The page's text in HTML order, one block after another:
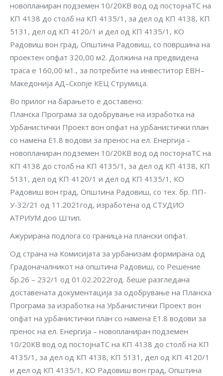
новопланиран подземен 10/20КВ вод од постојнаТС на
КП 4138 до столб на КП 4135/1, за дел од КП 4138, КП
5131, дел од КП 4120/1 и дел од КП 4135/1, КО
Радовиш вон град, Општина Радовиш, со површина на
проектен опфат 320,00 м2. Должина на предвидена
траса е 160,00 м1., за потребите на инвеститор ЕВН–
Македонија АД–Скопје КЕЦ Струмица.
Во прилог на барањето е доставено:
Планска Програма за одобрување на изработка на
Урбанистички Проект вон опфат на урбанистички план
со намена Е1.8 водови за пренос на ел. Енергија –
новопланиран подземен 10/20КВ вод од постојнаТС на
КП 4138 до столб на КП 4135/1, за дел од КП 4138, КП
5131, дел од КП 4120/1 и дел од КП 4135/1, КО
Радовиш вон град, Општина Радовиш, со тех. бр. ПП-
У-32/21 од 11.2021год, изработена од СТУДИО
АТРИУМ доо Штип.
Ажурирана подлога со граница на плански опфат.
Од страна на Комисијата за урбанизам формирана од
Градоначалникот на општина Радовиш, со Решение
бр.26 – 232/1 од 01.02.2022год. беше разгледана
доставената документација за одобрување на Планска
Програма за изработка на Урбанистички Проект вон
опфат на урбанистички план со намена Е1.8 водови за
пренос на ел. Енергија – новопланиран подземен
10/20КВ вод од постојнаТС на КП 4138 до столб на КП
4135/1, за дел од КП 4138, КП 5131, дел од КП 4120/1
и дел од КП 4135/1, КО Радовиш вон град, Општина